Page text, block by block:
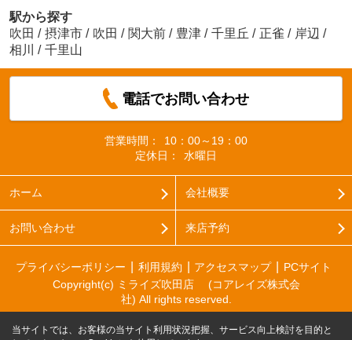
駅から探す
吹田 / 摂津市 / 吹田 / 関大前 / 豊津 / 千里丘 / 正雀 / 岸辺 /
相川
/ 千里山
電話でお問い合わせ
営業時間：
10：00～19：00
定休日：
水曜日
ホーム 会社概要
お問い合わせ 来店予約
プライバシーポリシー 利用規約 アクセスマップ
PCサイト
Copyright(c) ミライズ吹田店 (コアレイズ株式会
社) All rights reserved.
当サイトでは、お客様の当サイト利用状況把握、サービス向上検討を目的と